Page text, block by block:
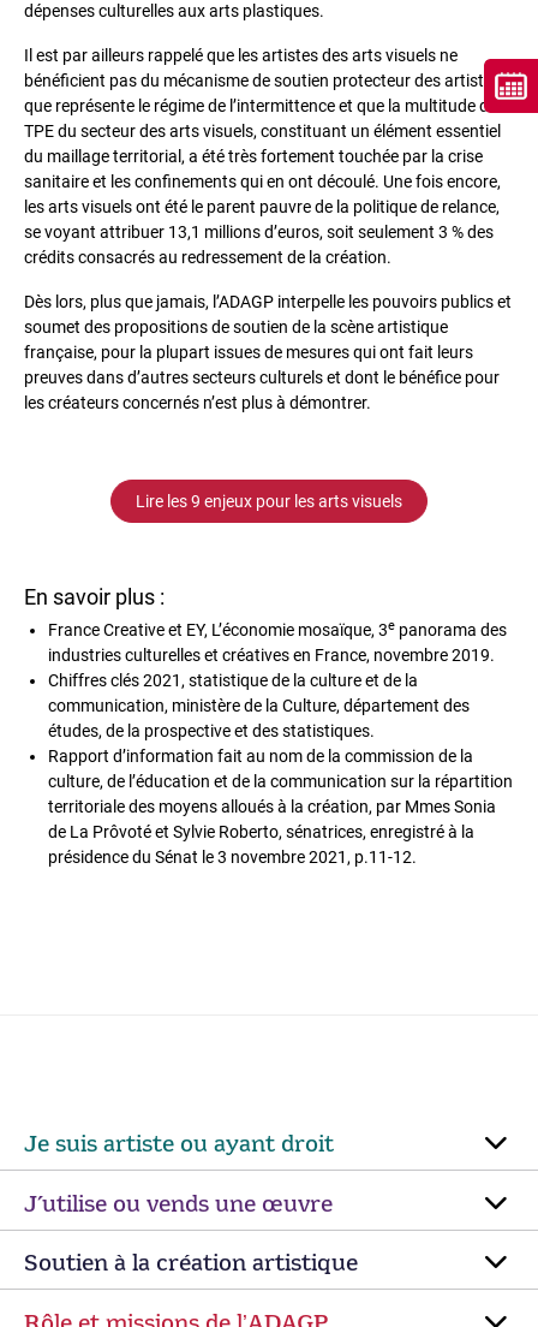
dépenses culturelles aux arts plastiques.
Il est par ailleurs rappelé que les artistes des arts visuels ne
bénéficient pas du mécanisme de soutien protecteur des artistes
que représente le régime de l’intermittence et que la multitude de
TPE du secteur des arts visuels, constituant un élément essentiel
du maillage territorial, a été très fortement touchée par la crise
sanitaire et les confinements qui en ont découlé. Une fois encore,
les arts visuels ont été le parent pauvre de la politique de relance,
se voyant attribuer 13,1 millions d’euros, soit seulement 3 % des
crédits consacrés au redressement de la création.
Dès lors, plus que jamais, l’ADAGP interpelle les pouvoirs publics et
soumet des propositions de soutien de la scène artistique
française, pour la plupart issues de mesures qui ont fait leurs
preuves dans d’autres secteurs culturels et dont le bénéfice pour
les créateurs concernés n’est plus à démontrer.
Lire les 9 enjeux pour les arts visuels
En savoir plus :
France Creative et EY, L’économie mosaïque, 3e panorama des
industries culturelles et créatives en France, novembre 2019.
Chiffres clés 2021, statistique de la culture et de la
communication, ministère de la Culture, département des
études, de la prospective et des statistiques.
Rapport d’information fait au nom de la commission de la
culture, de l’éducation et de la communication sur la répartition
territoriale des moyens alloués à la création, par Mmes Sonia
de La Prôvoté et Sylvie Roberto, sénatrices, enregistré à la
présidence du Sénat le 3 novembre 2021, p.11-12.
Je suis artiste ou ayant droit
J’utilise ou vends une œuvre
Soutien à la création artistique